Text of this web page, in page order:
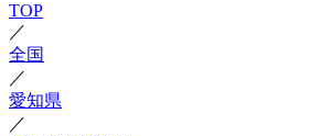
TOP
／
全国
／
愛知県
／